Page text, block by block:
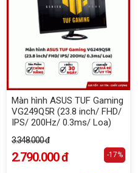
Màn hình ASUS TUF Gaming
VG249Q5R (23.8 inch/ FHD/
IPS/ 200Hz/ 0.3ms/ Loa)
3.348.000 đ
2.790.000 đ -17%